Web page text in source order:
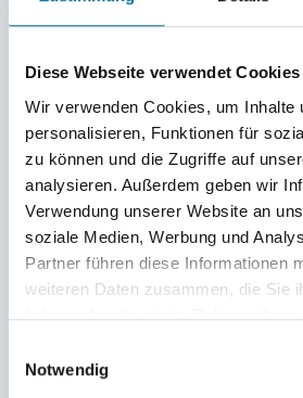
Diese Webseite verwendet Cookies
Wir verwenden Cookies, um Inhalte
personalisieren, Funktionen für
zu können und die Zugriffe auf
analysieren. Außerdem geben wir
Verwendung unserer Website an
soziale Medien, Werbung und
Partner führen diese Informationen
weiteren Daten zusammen, die Sie
haben oder die sie im Rahmen
Notwendig
Jule und Johanna beobachten das
Ferdinand